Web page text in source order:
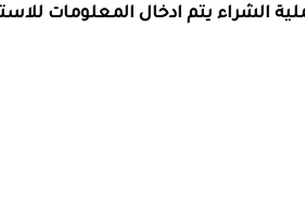
الشراء يتم ادخال المعلومات